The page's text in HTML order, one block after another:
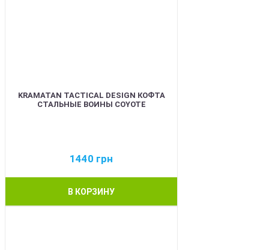
KRAMATAN TACTICAL DESIGN КОФТА
СТАЛЬНЫЕ ВОИНЫ COYOTE
1440 грн
В КОРЗИНУ